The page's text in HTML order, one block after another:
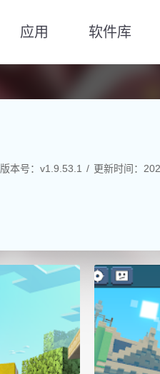
应用 软件库
版本号：v1.9.53.1 更新时间：